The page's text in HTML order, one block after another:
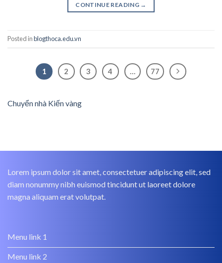
CONTINUE READING →
Posted inblogthoca.edu.vn
1 2 3 4 77
Chuyển nhà Kiến vàng
Lorem ipsum dolor sit amet, consectetuer adipiscing elit, sed
diam nonummy nibh euismod tincidunt ut laoreet dolore
magna aliquam erat volutpat.
Menu link 1
Menu link 2